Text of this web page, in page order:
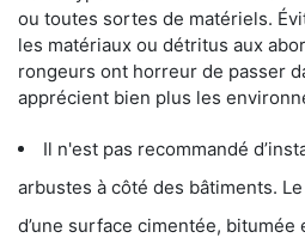
ou toutes sortes de matériels.
les matériaux ou détritus aux
rongeurs ont horreur de passer
apprécient bien plus les
Il n'est pas recommandé
arbustes à côté des bâtiments.
d’une surface cimentée, bitumée